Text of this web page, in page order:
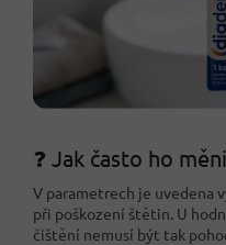
❓ Jak často ho
V parametrech je uvedena
při poškození štětin. U
čištění nemusí být tak